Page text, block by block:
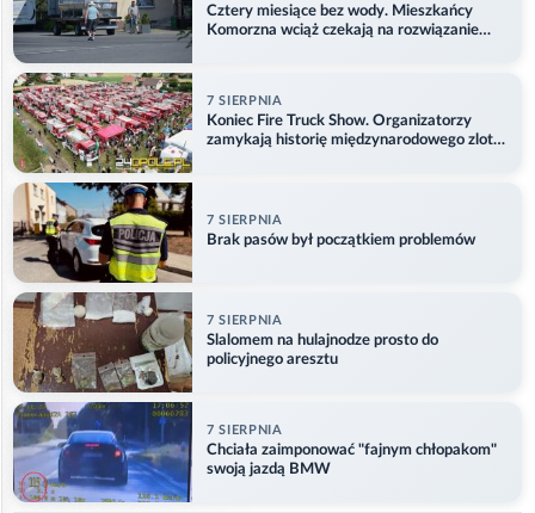
Cztery miesiące bez wody. Mieszkańcy
Komorzna wciąż czekają na rozwiązanie
7 SIERPNIA
Koniec Fire Truck Show. Organizatorzy
zamykają historię międzynarodowego zlotu
7 SIERPNIA
Brak pasów był początkiem problemów
7 SIERPNIA
Slalomem na hulajnodze prosto do
policyjnego aresztu
7 SIERPNIA
Chciała zaimponować "fajnym chłopakom"
swoją jazdą BMW